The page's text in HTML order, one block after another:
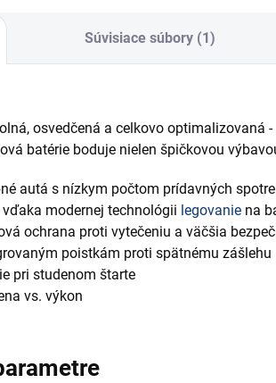
Súvisiace súbory (1)
osvedčená a celkovo optimalizovaná
batérie boduje nielen špičkovou
autá s nízkym počtom prídavných
vďaka modernej technológii legovanie na
ochrana proti vytečeniu a väčšia
poistkám proti spätnému zášlehu
pri studenom štarte
vs. výkon